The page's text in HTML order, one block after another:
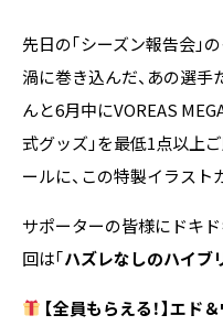
先日の「シーズン報告会」
渦に巻き込んだ、あの選手
んと6月中にVOREAS
式グッズ」を最低1点以上
ールに、この特製イラスト
サポーターの皆様にドキ
回は「ハズレなしのハイブ
【全員もらえる！】エド